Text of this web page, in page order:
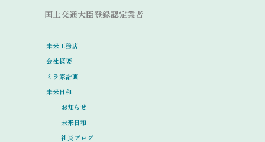
国土交通大臣登録認定業者
未来工務店
会社概要
ミラ家計画
未来日和
お知らせ
未来日和
社長ブログ